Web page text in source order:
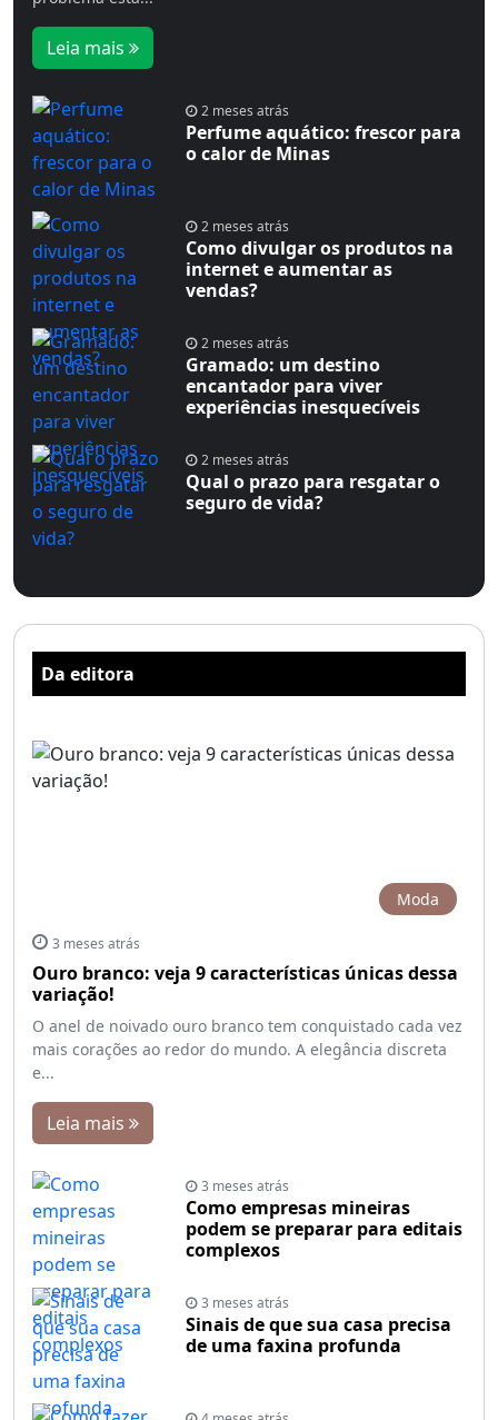
Leia mais
2 meses atrás
Perfume aquático: frescor para
o calor de Minas
2 meses atrás
Como divulgar os produtos na
internet e aumentar as
vendas?
2 meses atrás
Gramado: um destino
encantador para viver
experiências inesquecíveis
2 meses atrás
Qual o prazo para resgatar o
seguro de vida?
Da editora
Moda
3 meses atrás
Ouro branco: veja 9 características únicas dessa
variação!
O anel de noivado ouro branco tem conquistado cada vez
mais corações ao redor do mundo. A elegância discreta
e...
Leia mais
3 meses atrás
Como empresas mineiras
podem se preparar para editais
complexos
3 meses atrás
Sinais de que sua casa precisa
de uma faxina profunda